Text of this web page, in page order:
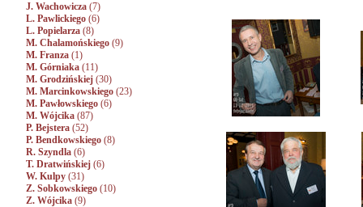
J. Wachowicza (7)
L. Pawlickiego (6)
L. Popielarza (8)
M. Chalamońskiego (9)
M. Franza (1)
M. Górniaka (11)
M. Grodzińskiej (30)
M. Marcinkowskiego (23)
M. Pawłowskiego (6)
M. Wójcika (87)
P. Bejstera (52)
P. Bendkowskiego (8)
R. Szyndla (6)
T. Dratwińskiej (6)
W. Kulpy (31)
Z. Sobkowskiego (10)
Z. Wójcika (9)